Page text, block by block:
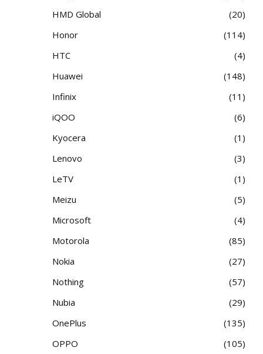
HMD Global
20
Honor
114
HTC
4
Huawei
148
Infinix
11
iQOO
6
Kyocera
1
Lenovo
3
LeTV
1
Meizu
5
Microsoft
4
Motorola
85
Nokia
27
Nothing
57
Nubia
29
OnePlus
135
OPPO
105